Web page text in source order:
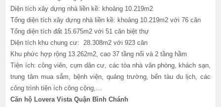
Diện tích xây dựng nhà liền kề: khoảng 10.219m2
Tổng diện tích xây dựng nhà liền kề: khoảng 10.219m2 với 76 căn
Tổng diện tích đất 15.675m2 với 51 căn biệt thự
Diện tích khu chung cư: 28.308m2 với 923 căn
Khu phức hợp rộng 13.262m2, cao 37 tầng nổi và 2 tầng hầm
Tiện ích: công viên, cụm dân cư, các tòa nhà văn phòng, khách sạn,
trung tâm mua sắm, bệnh viện, quảng trường, bến tàu du lịch, các
công trình tiện ích công cộng,…
Căn hộ Lovera Vista Quận Bình Chánh